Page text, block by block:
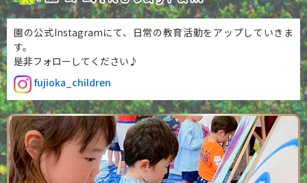
園の公式Instagramにて、 日常の教育活動をアップしていきま
す。
是非フォローしてください♪
fujioka_children